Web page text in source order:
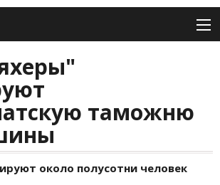
таможню
около полусотни человек